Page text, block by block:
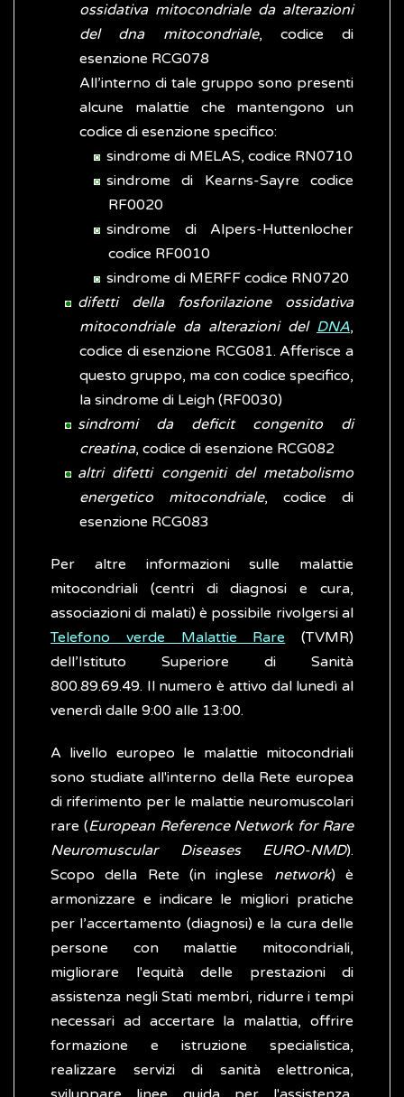
ossidativa mitocondriale da alterazioni
del dna mitocondriale, codice di
esenzione RCG078
All’interno di tale gruppo sono presenti
alcune malattie che mantengono un
codice di esenzione specifico:
sindrome di MELAS, codice RN0710
sindrome di Kearns-Sayre codice
RF0020
sindrome di Alpers-Huttenlocher
codice RF0010
sindrome di MERFF codice RN0720
difetti della fosforilazione ossidativa
mitocondriale da alterazioni del DNA,
codice di esenzione RCG081. Afferisce a
questo gruppo, ma con codice specifico,
la sindrome di Leigh (RF0030)
sindromi da deficit congenito di
creatina, codice di esenzione RCG082
altri difetti congeniti del metabolismo
energetico mitocondriale, codice di
esenzione RCG083
Per altre informazioni sulle malattie
mitocondriali (centri di diagnosi e cura,
associazioni di malati) è possibile rivolgersi al
Telefono verde Malattie Rare (TVMR)
dell’Istituto Superiore di Sanità
800.89.69.49. Il numero è attivo dal lunedì al
venerdì dalle 9:00 alle 13:00.
A livello europeo le malattie mitocondriali
sono studiate all'interno della Rete europea
di riferimento per le malattie neuromuscolari
rare (European Reference Network for Rare
Neuromuscular Diseases EURO-NMD).
Scopo della Rete (in inglese network) è
armonizzare e indicare le migliori pratiche
per l’accertamento (diagnosi) e la cura delle
persone con malattie mitocondriali,
migliorare l'equità delle prestazioni di
assistenza negli Stati membri, ridurre i tempi
necessari ad accertare la malattia, offrire
formazione e istruzione specialistica,
realizzare servizi di sanità elettronica,